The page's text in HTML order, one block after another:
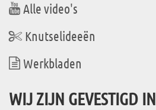
Alle video's
Knutselideeën
Werkbladen
WIJ ZIJN GEVESTIGD IN